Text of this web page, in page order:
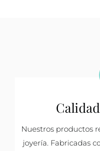
Nuestros productos
joyería. Fabricadas